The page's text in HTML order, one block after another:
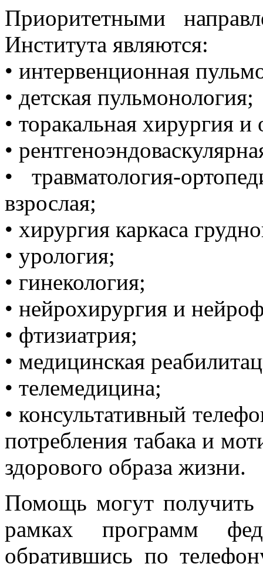
Приоритетными
Института являются:
• интервенционная
• детская пульмонология;
• торакальная хирургия и
•
• травматология-
взрослая;
• хирургия каркаса
• урология;
• гинекология;
• нейрохирургия и
• фтизиатрия;
• медицинская
• телемедицина;
• консультативный
потребления табака и
здорового образа жизни.
Помощь могут
рамках программ
обратившись по